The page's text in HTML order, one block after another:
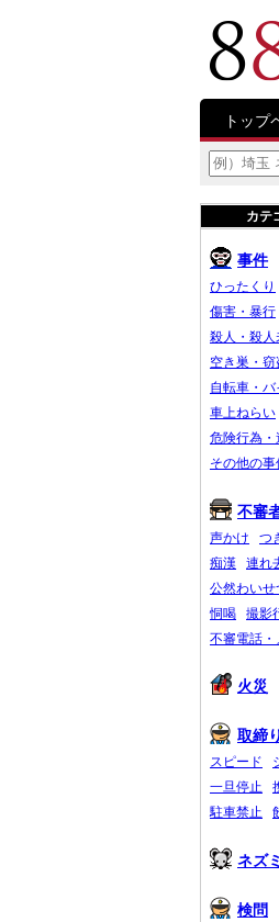
トップ
カテ
事件
ひったくり
傷害・暴行
殺人・殺人
空き巣・窃
自転車・
車上ねらい
危険行為・
その他の事
不審
声かけ つ
痴漢
連れ
公然わいせ
恫喝
撮影
不審電話・
火災
取締
スピード
一旦停止
駐車禁止
ネズ
検問